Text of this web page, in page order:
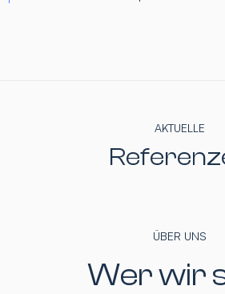
AKTUELLE
ÜBER UNS
Wer wir